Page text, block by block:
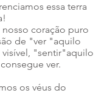
essa terra
coração puro
de "ver "aquilo
"sentir"aquilo
ver.
os véus do